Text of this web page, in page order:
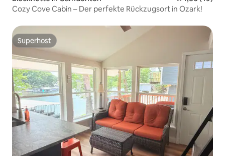
Cozy Cove Cabin – Der perfekte Rückzugsort in Ozark!
Superhost
Superhost